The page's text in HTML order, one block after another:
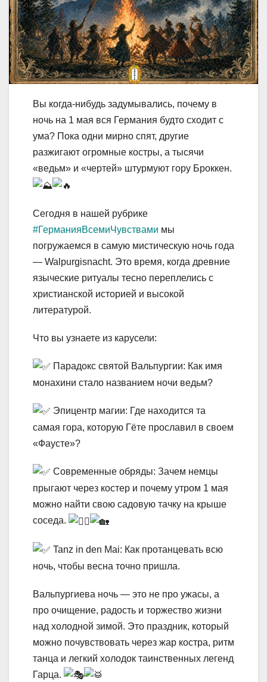
Вы когда-нибудь задумывались, почему в
ночь на 1 мая вся Германия будто сходит с
ума? Пока одни мирно спят, другие
разжигают огромные костры, а тысячи
«ведьм» и «чертей» штурмуют гору Броккен.
Сегодня в нашей рубрике
#ГерманияВсемиЧувствами мы
погружаемся в самую мистическую ночь года
— Walpurgisnacht. Это время, когда древние
языческие ритуалы тесно переплелись с
христианской историей и высокой
литературой.
Что вы узнаете из карусели:
Парадокс святой Вальпургии: Как имя
монахини стало названием ночи ведьм?
Эпицентр магии: Где находится та
самая гора, которую Гёте прославил в своем
«Фаусте»?
Современные обряды: Зачем немцы
прыгают через костер и почему утром 1 мая
можно найти свою садовую тачку на крыше
соседа.
Tanz in den Mai: Как протанцевать всю
ночь, чтобы весна точно пришла.
Вальпургиева ночь — это не про ужасы, а
про очищение, радость и торжество жизни
над холодной зимой. Это праздник, который
можно почувствовать через жар костра, ритм
танца и легкий холодок таинственных легенд
Гарца.